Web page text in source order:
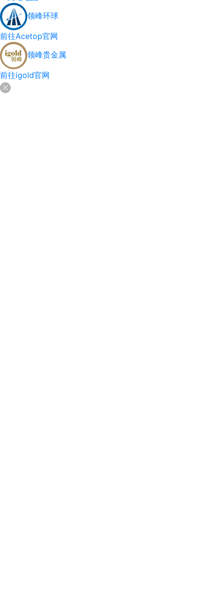
领峰环球
前往Acetop官网
领峰贵金属
前往igold官网